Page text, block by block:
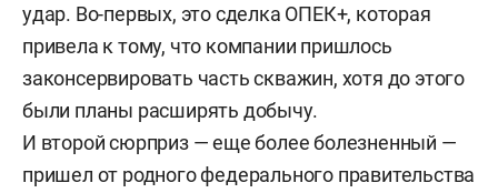
удар. Во-первых, это сделка ОПЕК+, которая
привела к тому, что компании пришлось
законсервировать часть скважин, хотя до этого
были планы расширять добычу.
И второй сюрприз — еще более болезненный —
пришел от родного федерального правительства